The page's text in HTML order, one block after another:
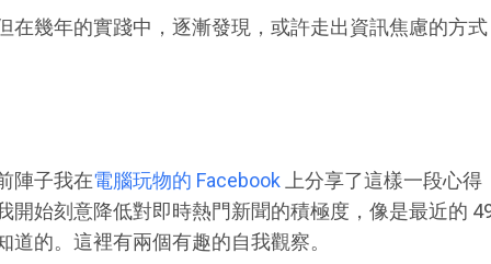
在幾年的實踐中，逐漸發現，或許走出資訊焦慮的方
陣子我在電腦玩物的 Facebook
上分享了這樣一段心
開始刻意降低對即時熱門新聞的積極度，像是最近的
道的。這裡有兩個有趣的自我觀察。